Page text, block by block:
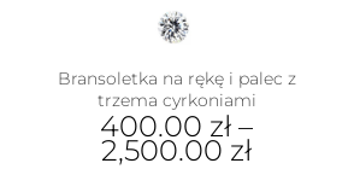
Bransoletka na rękę i palec z
trzema cyrkoniami
400.00 zł –
2,500.00 zł